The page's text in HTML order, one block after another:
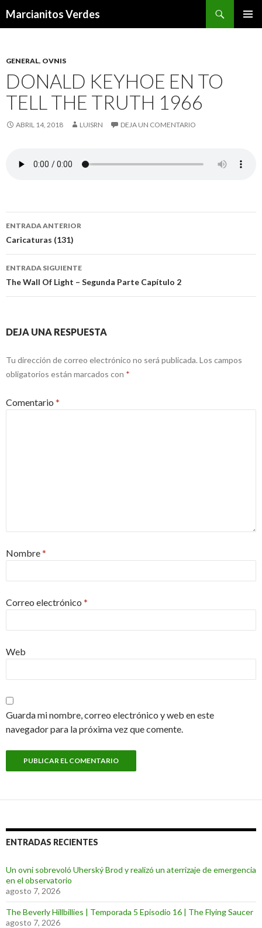
Marcianitos Verdes
GENERAL, OVNIS
DONALD KEYHOE EN TO
TELL THE TRUTH 1966
ABRIL 14, 2018 LUISRN DEJA UN COMENTARIO
Navegación
de
entradas
ENTRADA ANTERIOR
Caricaturas (131)
ENTRADA SIGUIENTE
The Wall Of Light – Segunda Parte Capítulo 2
DEJA UNA RESPUESTA
Tu dirección de correo electrónico no será publicada. Los campos
obligatorios están marcados con *
Comentario *
Nombre*
Correo electrónico *
Web
Guarda mi nombre, correo electrónico y web en este
navegador para la próxima vez que comente.
ENTRADAS RECIENTES
Un ovni sobrevoló Uherský Brod y realizó un aterrizaje de emergencia
en el observatorio
agosto 7, 2026
The Beverly Hillbillies | Temporada 5 Episodio 16 | The Flying Saucer
agosto 7, 2026